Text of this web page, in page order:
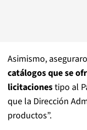
Asimismo,
catálogos que se
licitacionestipo al
que la Dirección
productos”.